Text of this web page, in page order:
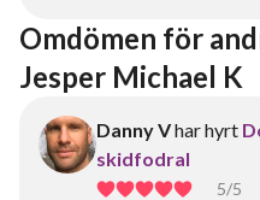
Omdömen för
Jesper Michael K
Danny Vhar hyrt
skidfodral
5/5